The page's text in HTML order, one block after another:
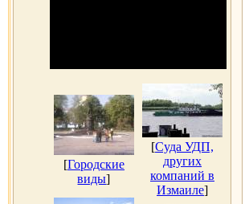
[Городские
виды]
[Суда УДП,
других
компаний в
Измаиле]